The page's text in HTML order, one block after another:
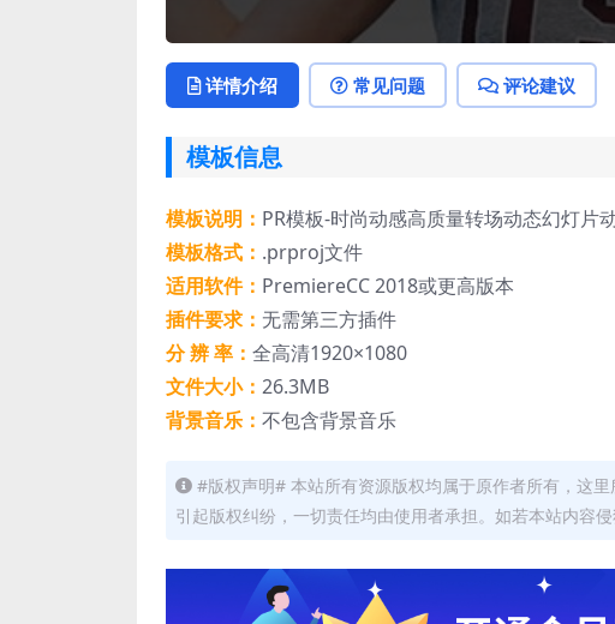
详情介绍 常见问题 评论建议
模板信息
模板说明： PR模板-时尚动感高质量转场动态幻灯片
模板格式： .prproj文件
适用软件： PremiereCC 2018或更高版本
插件要求： 无需第三方插件
分 辨 率： 全高清1920×1080
文件大小： 26.3MB
背景音乐： 不包含背景音乐
#版权声明# 本站所有资源版权均属于原作者所有，这
引起版权纠纷，一切责任均由使用者承担。如若本站内容